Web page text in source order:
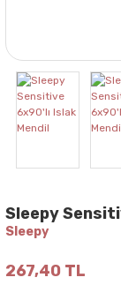
Sleepy
Sleepy
267,40 TL